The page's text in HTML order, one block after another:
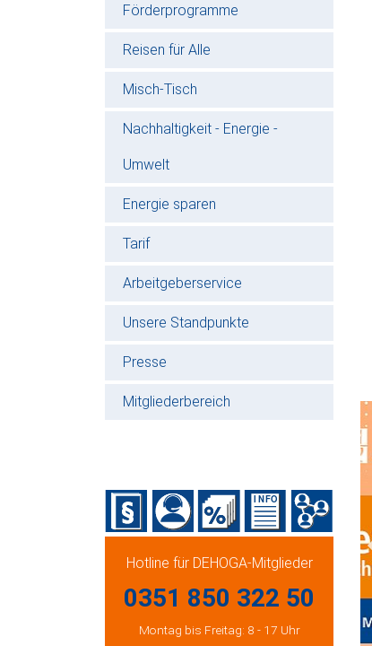
Förderprogramme
Reisen für Alle
Misch-Tisch
Nachhaltigkeit - Energie -
Umwelt
Energie sparen
Tarif
Arbeitgeberservice
Unsere Standpunkte
Presse
Mitgliederbereich
Hotline für DEHOGA-Mitglieder
0351 850 322 50
Montag bis Freitag: 8 - 17 Uhr